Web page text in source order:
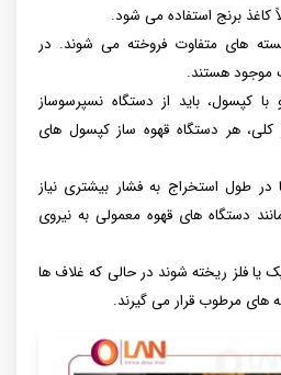
کاغذ برنج استفاده می شود.
های متفاوت فروخته می شوند. در
موجود هستند.
با کپسول، باید از دستگاه نسپرسوساز
هر دستگاه قهوه ساز کپسول های
طول استخراج به فشار بیشتری نیاز
دستگاه های قهوه معمولی به نیروی
یا فلز ریخته شوند در حالی که غلاف ها
های مرطوب قرار می گیرند.